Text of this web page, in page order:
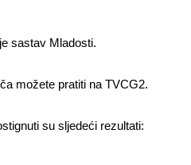
sastav Mladosti.
možete pratiti na TVCG2.
su sljedeći rezultati: